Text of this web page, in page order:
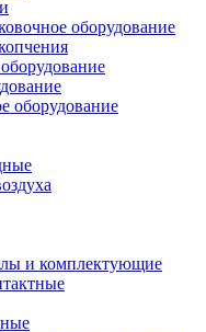
оборудование
оборудование
и комплектующие